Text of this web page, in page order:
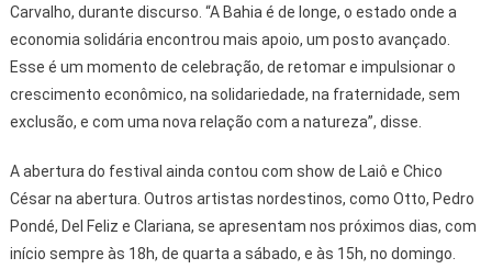
Carvalho, durante discurso. “A Bahia é de longe, o estado onde a
economia solidária encontrou mais apoio, um posto avançado.
Esse é um momento de celebração, de retomar e impulsionar o
crescimento econômico, na solidariedade, na fraternidade, sem
exclusão, e com uma nova relação com a natureza”, disse.
A abertura do festival ainda contou com show de Laiô e Chico
César na abertura. Outros artistas nordestinos, como Otto, Pedro
Pondé, Del Feliz e Clariana, se apresentam nos próximos dias, com
início sempre às 18h, de quarta a sábado, e às 15h, no domingo.